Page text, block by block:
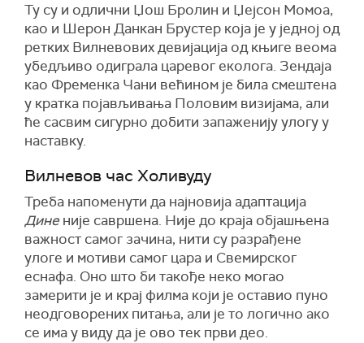
Ту су и одлични Џош Бролин и Џејсон Момоа,
као и Шерон Данкан Брустер која је у једној од
ретких Вилневових девијација од књиге веома
убедљиво одиграла царевог еколога. Зендаја
као Фременка Чани већином је била смештена
у кратка појављивања Половим визијама, али
ће сасвим сигурно добити запаженију улогу у
наставку.
Вилневов час Холивуду
Треба напоменути да најновија адаптација
Диненије савршена. Није до краја објашњена
важност самог зачина, нити су разрађене
улоге и мотиви самог цара и Свемирског
еснафа. Оно што би такође неко могао
замерити је и крај филма који је оставио пуно
неодговорених питања, али је то логично ако
се има у виду да је ово тек први део.